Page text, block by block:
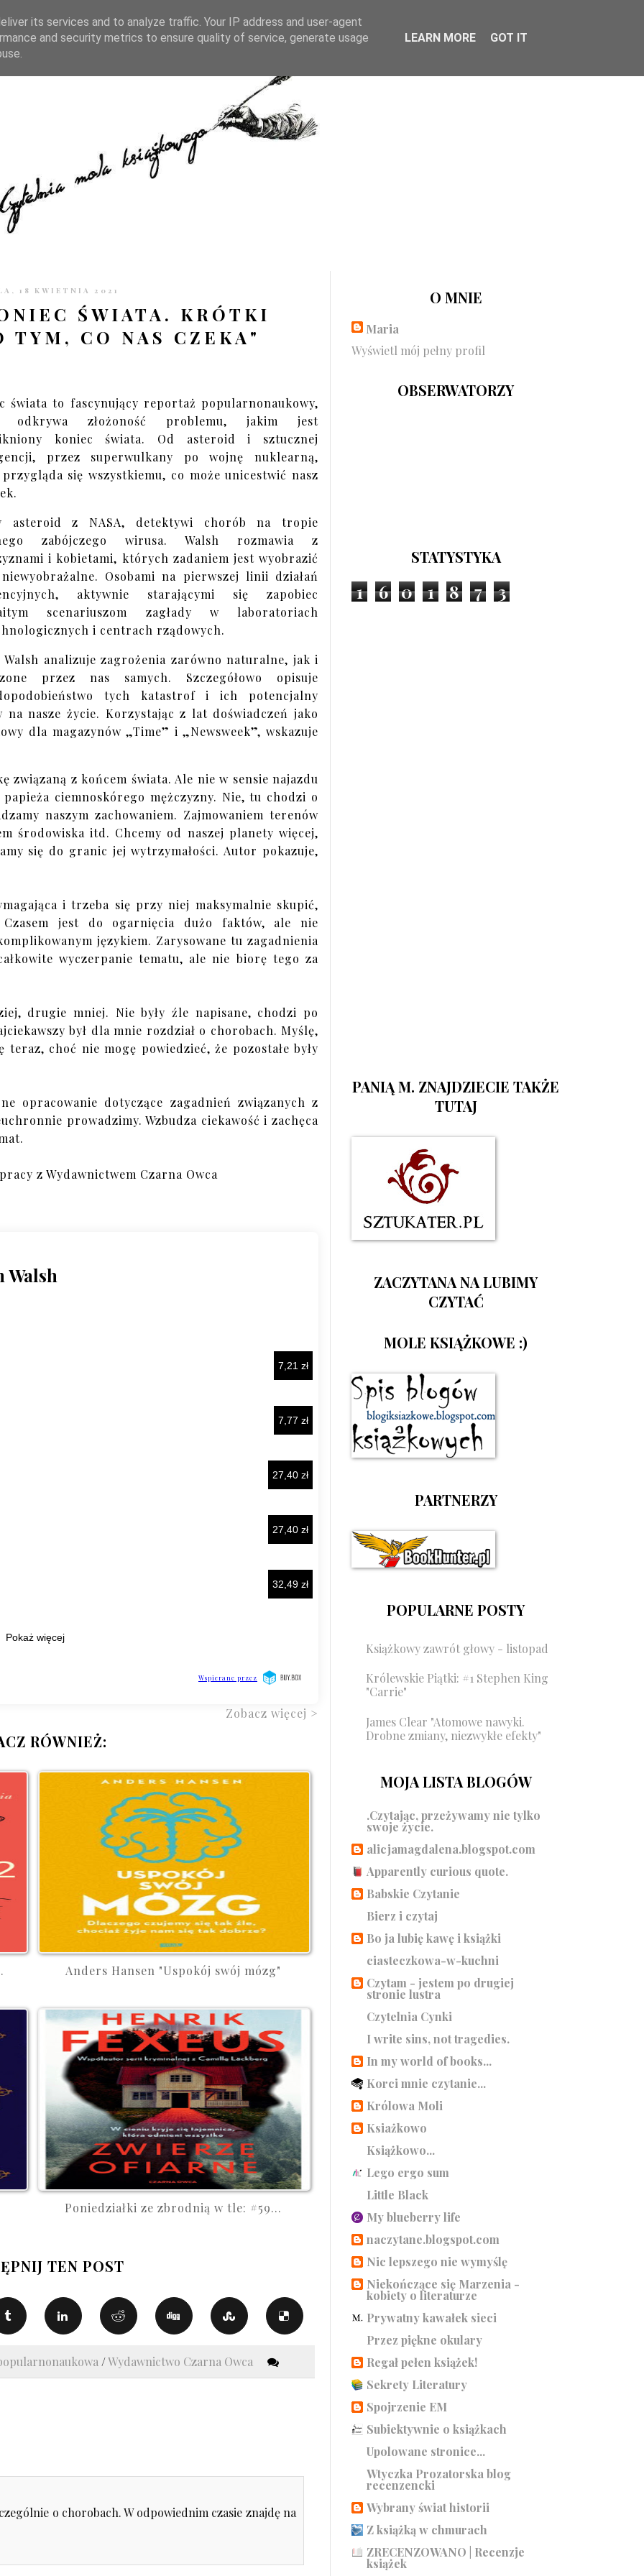
KONTAKT CZYTELNIA PO GODZINACH
18 KWIETNIA 2021
ŚWIATA. KRÓTKI
TYM, CO NAS CZEKA"
świata to fascynujący reportaż popularnonaukowy,
odkrywa złożoność problemu, jakim jest
koniec świata. Od asteroid i sztucznej
przez superwulkany po wojnę nuklearną,
się wszystkiemu, co może unicestwić nasz
asteroid z NASA, detektywi chorób na tropie
zabójczego wirusa. Walsh rozmawia z
i kobietami, których zadaniem jest wyobrazić
Osobami na pierwszej linii działań
aktywnie starającymi się zapobiec
scenariuszom zagłady w laboratoriach
i centrach rządowych.
Walsh analizuje zagrożenia zarówno naturalne, jak i
przez nas samych. Szczegółowo opisuje
tych katastrof i ich potencjalny
na nasze życie. Korzystając z lat doświadczeń jako
dla magazynów „Time” i „Newsweek”, wskazuje
z końcem świata. Ale nie w sensie najazdu
ciemnoskórego mężczyzny. Nie, tu chodzi o
naszym zachowaniem. Zajmowaniem terenów
środowiska itd. Chcemy od naszej planety więcej,
się do granic jej wytrzymałości. Autor pokazuje,
i trzeba się przy niej maksymalnie skupić,
jest do ogarnięcia dużo faktów, ale nie
językiem. Zarysowane tu zagadnienia
wyczerpanie tematu, ale nie biorę tego za
drugie mniej. Nie były źle napisane, chodzi po
był dla mnie rozdział o chorobach. Myślę,
choć nie mogę powiedzieć, że pozostałe były
opracowanie dotyczące zagadnień związanych z
prowadzimy. Wzbudza ciekawość i zachęca
z Wydawnictwem Czarna Owca
Zobacz więcej >
RÓWNIEŻ:
Anders Hansen "Uspokój swój mózg"
Poniedziałki ze zbrodnią w tle: #59...
TEN POST
/Wydawnictwo Czarna Owca
o chorobach. W odpowiednim czasie znajdę na
O MNIE
Maria
Wyświetl mój pełny profil
OBSERWATORZY
STATYSTYKA
1 6 0 1 8 7 3
PANIĄ M. ZNAJDZIECIE TAKŻE
TUTAJ
ZACZYTANA NA LUBIMY
CZYTAĆ
MOLE KSIĄŻKOWE :)
PARTNERZY
POPULARNE POSTY
Książkowy zawrót głowy - listopad
Królewskie Piątki: #1 Stephen King
"Carrie"
James Clear "Atomowe nawyki.
Drobne zmiany, niezwykłe efekty"
MOJA LISTA BLOGÓW
.Czytając, przeżywamy nie tylko
swoje życie.
alicjamagdalena.blogspot.com
Apparently curious quote.
Babskie Czytanie
Bierz i czytaj
Bo ja lubię kawę i książki
ciasteczkowa-w-kuchni
Czytam - jestem po drugiej
stronie lustra
Czytelnia Cynki
I write sins, not tragedies.
In my world of books...
Korci mnie czytanie...
Królowa Moli
Ksiażkowo
Książkowo...
Lego ergo sum
Little Black
My blueberry life
naczytane.blogspot.com
Nic lepszego nie wymyślę
Niekończące się Marzenia -
kobiety o literaturze
Prywatny kawałek sieci
Przez piękne okulary
Regał pełen książek!
Sekrety Literatury
Spojrzenie EM
Subiektywnie o książkach
Upolowane stronice...
Wtyczka Prozatorska blog
recenzencki
Wybrany świat historii
Z książką w chmurach
ZRECENZOWANO | Recenzje
książek
its services and to analyze traffic. Your IP address and user-agent
and security metrics to ensure quality of service, generate usage
LEARN MORE GOT IT